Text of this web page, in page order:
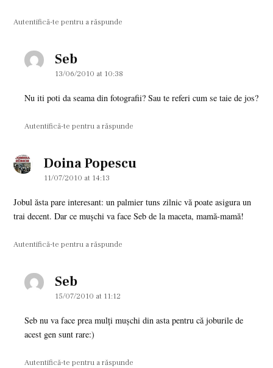
Autentifică-te pentru a răspunde
Sebsays:
13/06/2010 at 10:38
Nu iti poti da seama din fotografii? Sau te referi cum se taie de jos?
Autentifică-te pentru a răspunde
Doina Popescu
11/07/2010 at 14:13
Jobul ăsta pare interesant: un palmier tuns zilnic vă poate asigura un
trai decent. Dar ce muşchi va face Seb de la maceta, mamă-mamă!
Autentifică-te pentru a răspunde
Sebsays:
15/07/2010 at 11:12
Seb nu va face prea mulţi muşchi din asta pentru că joburile de
acest gen sunt rare:)
Autentifică-te pentru a răspunde